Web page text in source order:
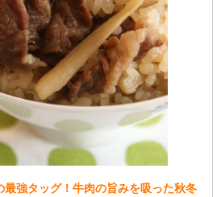
最強タッグ！牛肉の旨みを吸った秋冬